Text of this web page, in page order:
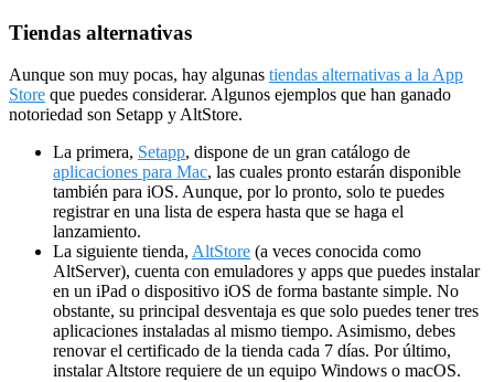
Tiendas alternativas
Aunque son muy pocas, hay algunas tiendas alternativas a la App
Store que puedes considerar. Algunos ejemplos que han ganado
notoriedad son Setapp y AltStore.
La primera, Setapp, dispone de un gran catálogo de
aplicaciones para Mac, las cuales pronto estarán disponible
también para iOS. Aunque, por lo pronto, solo te puedes
registrar en una lista de espera hasta que se haga el
lanzamiento.
La siguiente tienda, AltStore (a veces conocida como
AltServer), cuenta con emuladores y apps que puedes instalar
en un iPad o dispositivo iOS de forma bastante simple. No
obstante, su principal desventaja es que solo puedes tener tres
aplicaciones instaladas al mismo tiempo. Asimismo, debes
renovar el certificado de la tienda cada 7 días. Por último,
instalar Altstore requiere de un equipo Windows o macOS.